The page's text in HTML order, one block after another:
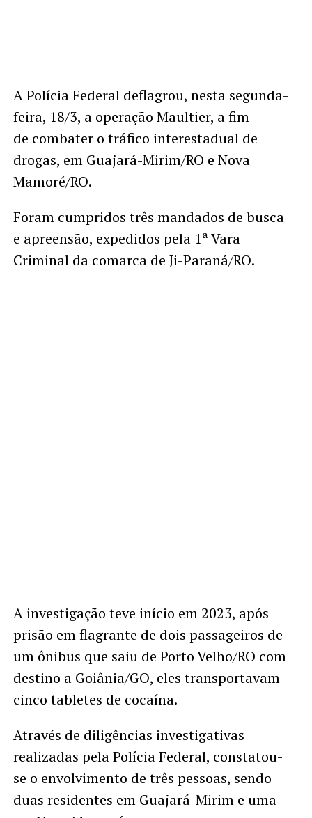
A Polícia Federal deflagrou, nesta segunda-
feira, 18/3, a operação Maultier, a fim
de combater o tráfico interestadual de
drogas, em Guajará-Mirim/RO e Nova
Mamoré/RO.
Foram cumpridos três mandados de busca
e apreensão, expedidos pela 1ª Vara
Criminal da comarca de Ji-Paraná/RO.
A investigação teve início em 2023, após
prisão em flagrante de dois passageiros de
um ônibus que saiu de Porto Velho/RO com
destino a Goiânia/GO, eles transportavam
cinco tabletes de cocaína.
Através de diligências investigativas
realizadas pela Polícia Federal, constatou-
se o envolvimento de três pessoas, sendo
duas residentes em Guajará-Mirim e uma